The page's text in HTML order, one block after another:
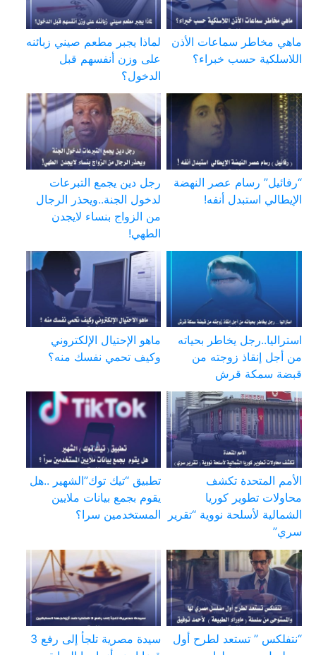
ماهي مخاطر سماعات الأذن
اللاسلكية حسب خبراء؟
لماذا يجبر مطعم صيني زبائنه
على وزن أنفسهم قبل
الدخول؟
“رفائيل” رسام عصر النهضة
الإيطالي استبدل أنفه!
رجل دين يجمع التبرعات
لدخول الجنة..ويحذر الرجال
من الزواج بنساء لايجدن
الطهي!
استراليا..رجل يخاطر بحياته
من أجل إنقاذ زوجته من
قبضة سمكة قرش
ماهو الإحتيال الإلكتروني
وكيف تحمي نفسك منه؟
الأمم المتحدة تكشف
محاولات تطوير كوريا
الشمالية لأسلحة نووية “تقرير
سري”
تطبيق “تيك توك”الشهير ..هل
يقوم بجمع بيانات ملايين
المستخدمين سرا؟
“نتفلكس ” تستعد لطرح أول
سيدة مصرية تلجأ إلى رفع 3